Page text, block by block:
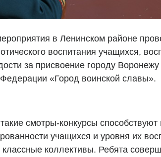
в Ленинском районе
воспитания учащихся,
за присвоение городу
«Город воинской славы».
смотры-конкурсы
учащихся и уровня их
коллективы. Ребята